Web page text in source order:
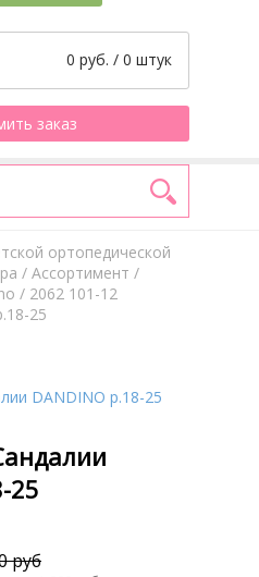
0 руб. / 0 штук
заказ
ортопедической
/ Aссортимент /
/ 2062 101-12
25
25
руб